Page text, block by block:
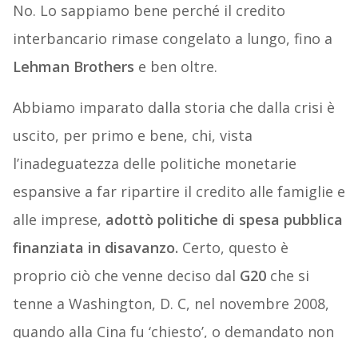
No. Lo sappiamo bene perché il credito
interbancario rimase congelato a lungo, fino a
Lehman Brothers e ben oltre.
Abbiamo imparato dalla storia che dalla crisi è
uscito, per primo e bene, chi, vista
l’inadeguatezza delle politiche monetarie
espansive a far ripartire il credito alle famiglie e
alle imprese, adottò politiche di spesa pubblica
finanziata in disavanzo. Certo, questo è
proprio ciò che venne deciso dal G20 che si
tenne a Washington, D. C, nel novembre 2008,
quando alla Cina fu ‘chiesto’, o demandato non